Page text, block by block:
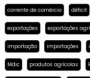
corrente de comércio déficit
exportações exportações
importação importações
Mdic produtos agrícolas